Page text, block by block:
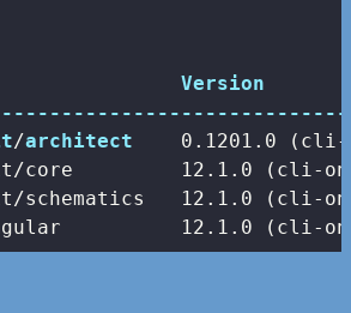
Version
/architect 0.1201 . 0 (cli-
core 12.1 . 0 (cli-
schematics 12.1 . 0 (cli-
angular 12.1 . 0 (cli-